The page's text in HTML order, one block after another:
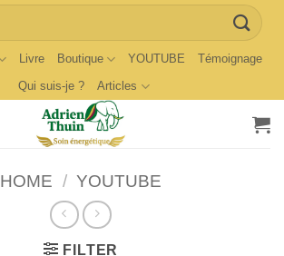
Livre Boutique YOUTUBE
Témoignage
Qui suis-je ?
Articles
HOME / YOUTUBE
FILTER